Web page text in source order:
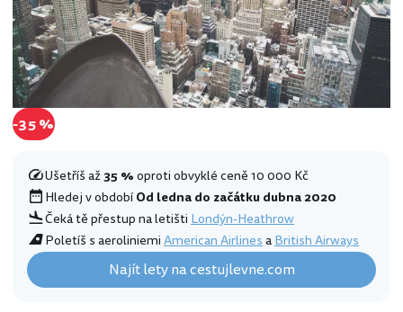
-35 %
Ušetříš až35 %oproti obvyklé ceně 10 000 Kč
Hledej v obdobíOd ledna do začátku dubna 2020
Čeká tě přestup na letištiLondýn-Heathrow
Poletíš s aeroliniemiAmerican AirlinesaBritish Airways
Najít lety na cestujlevne.com